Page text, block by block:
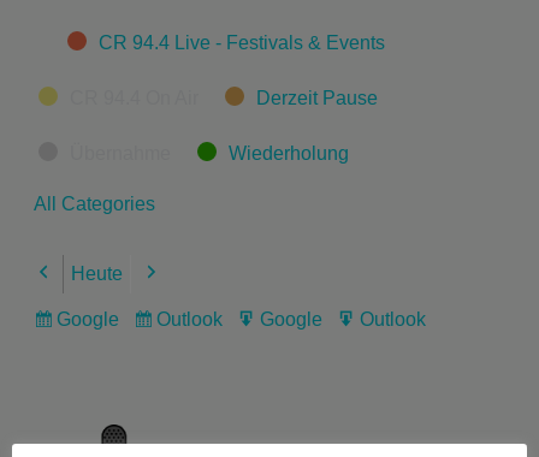
CategoriesCR 94.4 Live - Festivals & Events
Derzeit Pause
Wiederholung
All Categories
Previous
Heute Next
Subscribe
Google
Subscribe
Outlook
Export
Google
Export
Outlook